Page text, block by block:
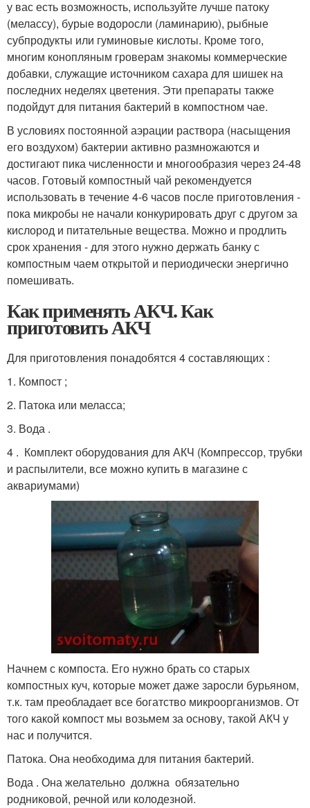
у вас есть возможность, используйте лучше патоку
(мелассу), бурые водоросли (ламинарию), рыбные
субпродукты или гуминовые кислоты. Кроме того,
многим конопляным гроверам знакомы коммерческие
добавки, служащие источником сахара для шишек на
последних неделях цветения. Эти препараты также
подойдут для питания бактерий в компостном чае.
В условиях постоянной аэрации раствора (насыщения
его воздухом) бактерии активно размножаются и
достигают пика численности и многообразия через 24-48
часов. Готовый компостный чай рекомендуется
использовать в течение 4-6 часов после приготовления -
пока микробы не начали конкурировать друг с другом за
кислород и питательные вещества. Можно и продлить
срок хранения - для этого нужно держать банку с
компостным чаем открытой и периодически энергично
помешивать.
Как применять АКЧ. Как
приготовить АКЧ
Для приготовления понадобятся 4 составляющих :
1. Компост ;
2. Патока или меласса;
3. Вода .
4 . Комплект оборудования для АКЧ (Компрессор, трубки
и распылители, все можно купить в магазине с
аквариумами)
Начнем с компоста. Его нужно брать со старых
компостных куч, которые может даже заросли бурьяном,
т.к. там преобладает все богатство микроорганизмов. От
того какой компост мы возьмем за основу, такой АКЧ у
нас и получится.
Патока. Она необходима для питания бактерий.
Вода . Она желательно должна обязательно
родниковой, речной или колодезной.